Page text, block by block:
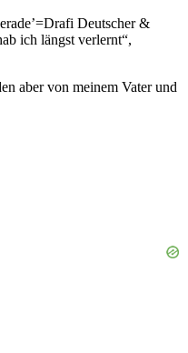
Deutscher &
ich längst verlernt“,
aber von meinem Vater und